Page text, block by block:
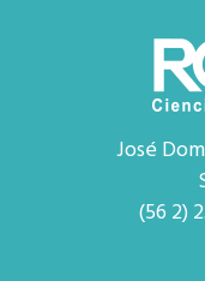
José
(56 2)